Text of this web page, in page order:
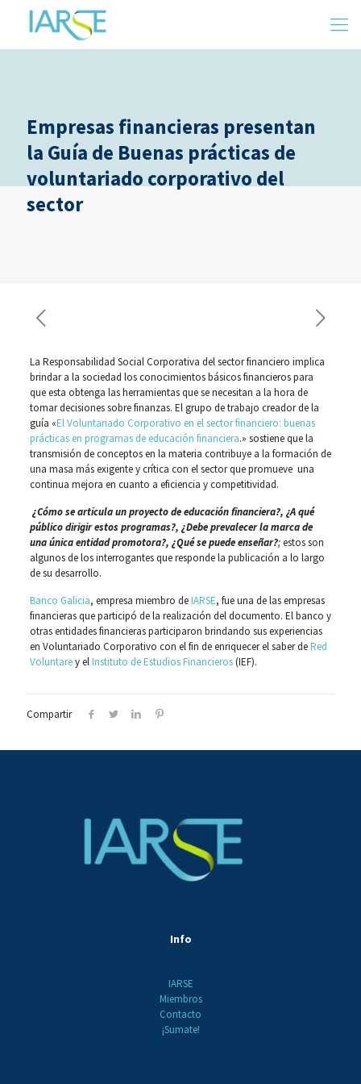
Empresas financieras presentan
la Guía de Buenas prácticas de
voluntariado corporativo del
sector
La Responsabilidad Social Corporativa del sector financiero implica
brindar a la sociedad los conocimientos básicos financieros para
que esta obtenga las herramientas que se necesitan a la hora de
tomar decisiones sobre finanzas. El grupo de trabajo creador de la
guía «El Voluntariado Corporativo en el sector financiero: buenas
prácticas en programas de educación financiera.» sostiene que la
transmisión de conceptos en la materia contribuye a la formación de
una masa más exigente y crítica con el sector que promueve una
continua mejora en cuanto a eficiencia y competitividad.
¿Cómo se articula un proyecto de educación financiera?, ¿A qué
público dirigir estos programas?, ¿Debe prevalecer la marca de
una única entidad promotora?, ¿Qué se puede enseñar?;estos son
algunos de los interrogantes que responde la publicación a lo largo
de su desarrollo.
Banco Galicia, empresa miembro deIARSE, fue una de las empresas
financieras que participó de la realización del documento. El banco y
otras entidades financieras participaron brindando sus experiencias
en Voluntariado Corporativo con el fin de enriquecer el saber deRed
Voluntarey elInstituto de Estudios Financieros(IEF).
Compartir
Info
IARSE
Miembros
Contacto
¡Sumate!